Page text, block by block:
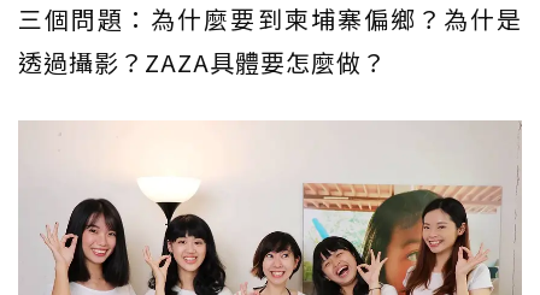
三個問題：為什麼要到柬埔寨偏鄉？為什是
透過攝影？ZAZA具體要怎麼做？